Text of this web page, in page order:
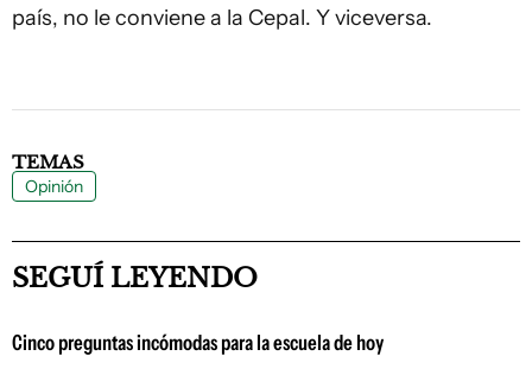
país, no le conviene a la Cepal. Y viceversa.
TEMAS
Opinión
SEGUÍ LEYENDO
Cinco preguntas incómodas para la escuela de hoy